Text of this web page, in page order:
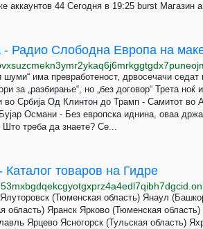
аккаунтов 44 Сегодня в 19:25 burst Магазин
Радио Слободна Европа на
има превработеност, дрвосечачи
за „разбирање“, но „без договор“ Трета ноќ
во Србија Од Клинтон до Трамп - Самитот во
Османи - Без европска иднина, оваа
Што треба да знаете? Се...
товаров на Гидре
(Тюменская область) Янаул
область) Яранск Ярково (Тюменская
Ярцево Ясногорск (Тульская область)